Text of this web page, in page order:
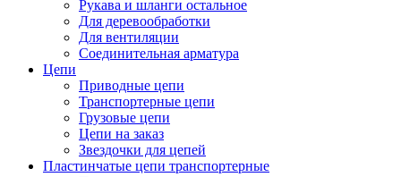
Рукава и шланги остальное
Для деревообработки
Для вентиляции
Соединительная арматура
Цепи
Приводные цепи
Транспортерные цепи
Грузовые цепи
Цепи на заказ
Звездочки для цепей
Пластинчатые цепи транспортерные